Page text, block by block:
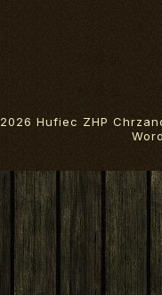
2026 Hufiec ZHP